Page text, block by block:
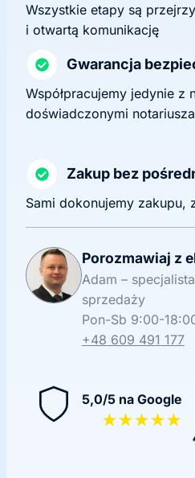
Wszystkie etapy są
i otwartą komunikację
Gwarancja
Współpracujemy jedynie z
doświadczonymi
Zakup bez
Sami dokonujemy zakupu,
Porozmawiaj z
Adam –
sprzedaży
Pon-Sb 9:00-
+48 609 491 177
5,0/5 na Google
★★★★★